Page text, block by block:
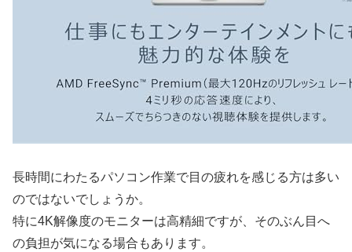
長時間にわたるパソコン作業で目の疲れを感じる方は多い
のではないでしょうか。
特に4K解像度のモニターは高精細ですが、そのぶん目へ
の負担が気になる場合もあります。